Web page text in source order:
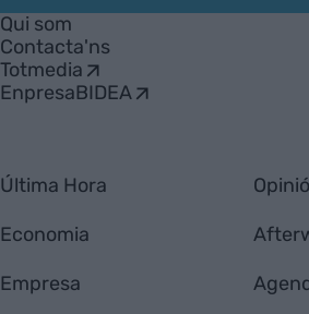
Empresa
Qui som
Contacta'ns
Totmedia
EnpresaBIDEA
Última Hora
Economia
Empresa
Opinió